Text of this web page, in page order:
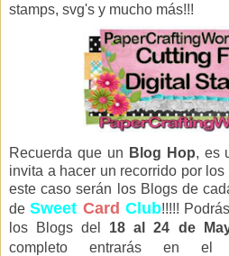
stamps, svg's y mucho más!!!
Recuerda que un Blog Hop, es
invita a hacer un recorrido por
este caso se rán los Blogs de
deSweet Card Club!!!!!
los Blogs del 18 al 24 de
completo entrarás en el